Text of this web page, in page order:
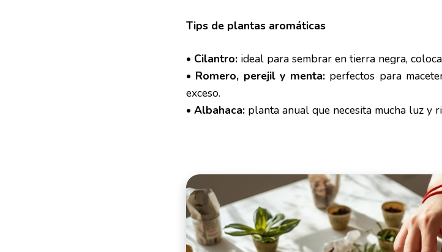
Tips de plantas aromáticas
• Cilantro: ideal para sembrar en tierra negra,
• Romero, perejil y menta:perfectos para
exceso.
• Albahaca: planta anual que necesita mucha luz y